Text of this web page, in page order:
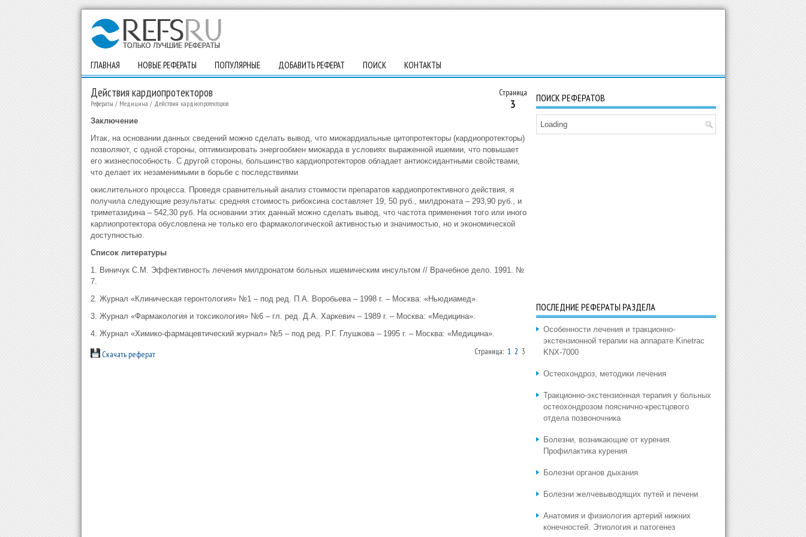
ГЛАВНАЯ НОВЫЕ РЕФЕРАТЫ ПОПУЛЯРНЫЕ ДОБАВИТЬ РЕФЕРАТ ПОИСК КОНТАКТЫ
Страница
3
Действия кардиопротекторов
Рефераты / Медицина / Действия кардиопротекторов
Заключение
Итак, на основании данных сведений можно сделать вывод, что миокардиальные цитопротекторы (кардиопротекторы)
позволяют, с одной стороны, оптимизировать энергообмен миокарда в условиях выраженной ишемии, что повышает
его жизнеспособность. С другой стороны, большинство кардиопротекторов обладает антиоксидантными свойствами,
что делает их незаменимыми в борьбе с последствиями
окислительного процесса. Проведя сравнительный анализ стоимости препаратов кардиопротективного действия, я
получила следующие результаты: средняя стоимость рибоксина составляет 19, 50 руб., милдроната – 293,90 руб., и
триметазидина – 542,30 руб. На основании этих данный можно сделать вывод, что частота применения того или иного
карлиопротектора обусловлена не только его фармакологической активностью и значимостью, но и экономической
доступностью.
Список литературы
1. Виничук С.М. Эффективность лечения милдронатом больных ишемическим инсультом // Врачебное дело. 1991. №
7.
2. Журнал «Клиническая геронтология» №1 – под ред. П.А. Воробьева – 1998 г. – Москва: «Ньюдиамед».
3. Журнал «Фармакология и токсикология» №6 – гл. ред. Д.А. Харкевич – 1989 г. – Москва: «Медицина».
4. Журнал «Химико-фармацевтический журнал» №5 – под ред. Р.Г. Глушкова – 1995 г. – Москва: «Медицина».
Скачать реферат Страница: 1 2 3
ПОИСК РЕФЕРАТОВ
Loading
ПОСЛЕДНИЕ РЕФЕРАТЫ РАЗДЕЛА
Особенности лечения и тракционно-
экстензионной терапии на аппарате Kinetrac
KNX-7000
Остеохондроз, методики лечения
Тракционно-экстензионная терапия у больных
остеохондрозом пояснично-крестцового
отдела позвоночника
Болезни, возникающие от курения.
Профилактика курения
Болезни органов дыхания
Болезни желчевыводящих путей и печени
Анатомия и физиология артерий нижних
конечностей. Этиология и патогенез